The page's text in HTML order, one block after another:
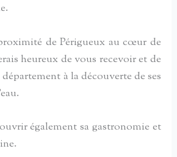
de Périgueux au cœur de
heureux de vous recevoir et de
à la découverte de ses
également sa gastronomie et